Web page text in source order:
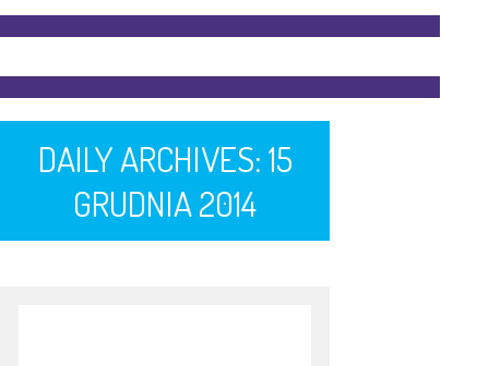
DAILY ARCHIVES:15
GRUDNIA 2014